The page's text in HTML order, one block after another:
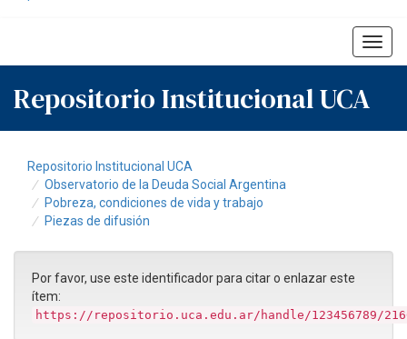
Repositorio Institucional UCA
Repositorio Institucional UCA
Observatorio de la Deuda Social Argentina
Pobreza, condiciones de vida y trabajo
Piezas de difusión
Por favor, use este identificador para citar o enlazar este
ítem:
https://repositorio.uca.edu.ar/handle/123456789/